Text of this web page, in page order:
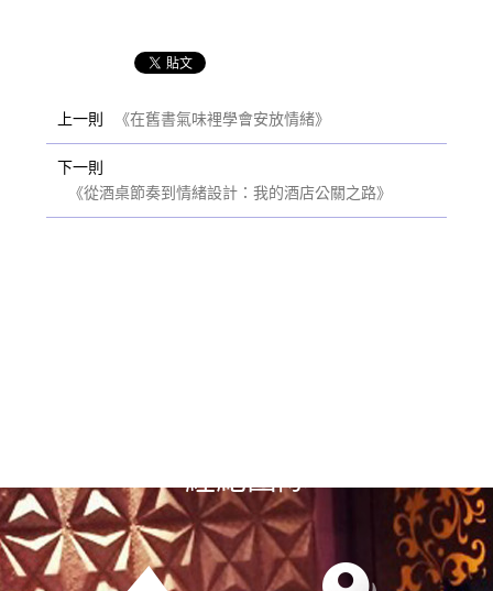
上一則 《在舊書氣味裡學會安放情緒》
下一則
《從酒桌節奏到情緒設計：我的酒店公關之路》
經紀團隊